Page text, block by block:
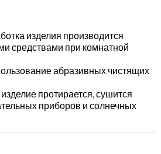
изделия производится
средствами при комнатной
абразивных чистящих
протирается, сушится
приборов и солнечных